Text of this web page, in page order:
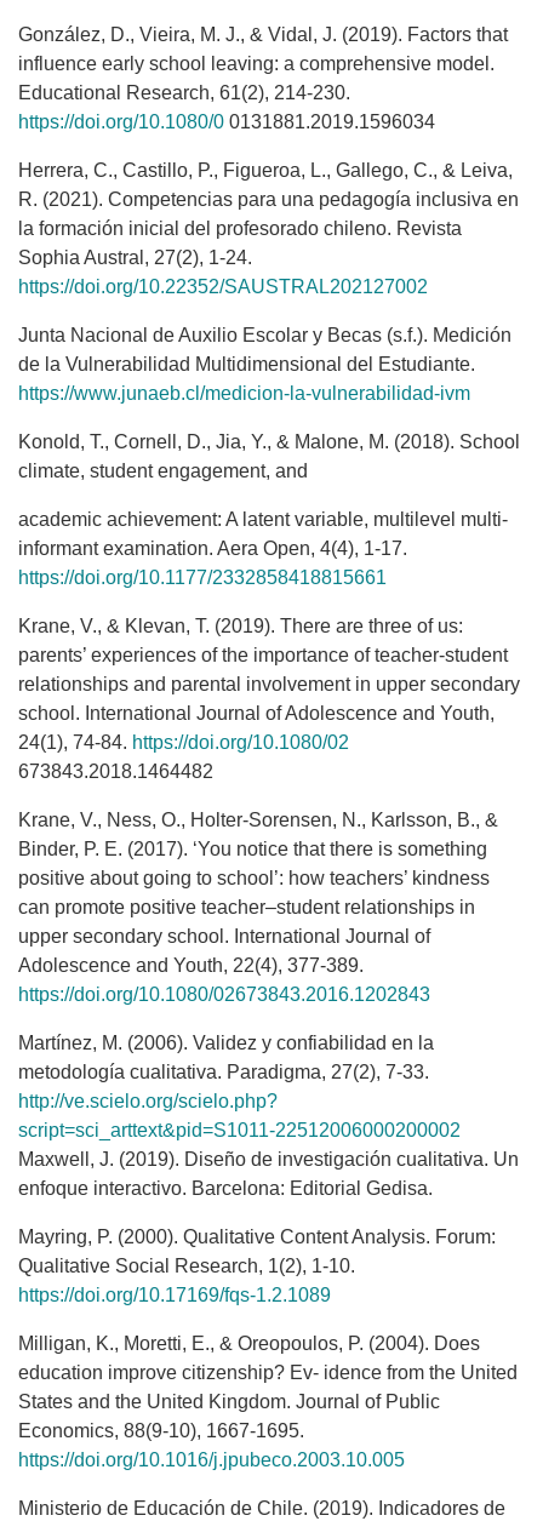
González, D., Vieira, M. J., & Vidal, J. (2019). Factors that
influence early school leaving: a comprehensive model.
Educational Research, 61(2), 214-230.
https://doi.org/10.1080/0 0131881.2019.1596034
Herrera, C., Castillo, P., Figueroa, L., Gallego, C., & Leiva,
R. (2021). Competencias para una pedagogía inclusiva en
la formación inicial del profesorado chileno. Revista
Sophia Austral, 27(2), 1-24.
https://doi.org/10.22352/SAUSTRAL202127002
Junta Nacional de Auxilio Escolar y Becas (s.f.). Medición
de la Vulnerabilidad Multidimensional del Estudiante.
https://www.junaeb.cl/medicion-la-vulnerabilidad-ivm
Konold, T., Cornell, D., Jia, Y., & Malone, M. (2018). School
climate, student engagement, and
academic achievement: A latent variable, multilevel multi-
informant examination. Aera Open, 4(4), 1-17.
https://doi.org/10.1177/2332858418815661
Krane, V., & Klevan, T. (2019). There are three of us:
parents’ experiences of the importance of teacher-student
relationships and parental involvement in upper secondary
school. International Journal of Adolescence and Youth,
24(1), 74-84. https://doi.org/10.1080/02
673843.2018.1464482
Krane, V., Ness, O., Holter-Sorensen, N., Karlsson, B., &
Binder, P. E. (2017). ‘You notice that there is something
positive about going to school’: how teachers’ kindness
can promote positive teacher–student relationships in
upper secondary school. International Journal of
Adolescence and Youth, 22(4), 377-389.
https://doi.org/10.1080/02673843.2016.1202843
Martínez, M. (2006). Validez y confiabilidad en la
metodología cualitativa. Paradigma, 27(2), 7-33.
http://ve.scielo.org/scielo.php?
script=sci_arttext&pid=S1011-22512006000200002
Maxwell, J. (2019). Diseño de investigación cualitativa. Un
enfoque interactivo. Barcelona: Editorial Gedisa.
Mayring, P. (2000). Qualitative Content Analysis. Forum:
Qualitative Social Research, 1(2), 1-10.
https://doi.org/10.17169/fqs-1.2.1089
Milligan, K., Moretti, E., & Oreopoulos, P. (2004). Does
education improve citizenship? Ev- idence from the United
States and the United Kingdom. Journal of Public
Economics, 88(9-10), 1667-1695.
https://doi.org/10.1016/j.jpubeco.2003.10.005
Ministerio de Educación de Chile. (2019). Indicadores de